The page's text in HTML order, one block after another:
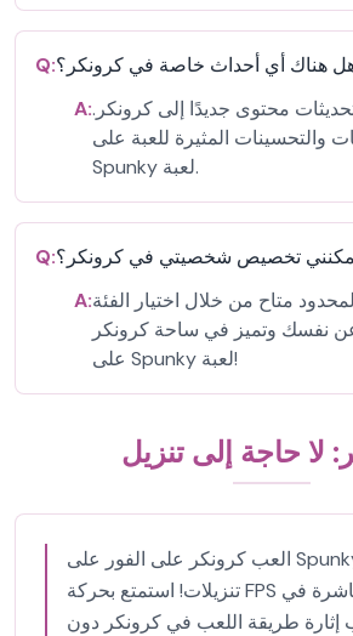
Q:هناك أي أحداث خاصة في كرونكر؟
A:محتوى جديدًا إلى كرونكر.
والتحسينات المثيرة للعبة على
Spunky لعبة.
Q:تخصيص شخصيتي في كرونكر؟
A:متاح من خلال اختيار الفئة
عن نفسك وتميز في ساحة كرونكر
على Spunky لعبة!
لا حاجة إلى تنزيل
العب كرونكر على الفور على Spunky لعبة دون أي
تنزيلات! استمتع بحركة FPS سريعة الوتيرة مباشرة في
طريقة اللعب في كرونكر دون